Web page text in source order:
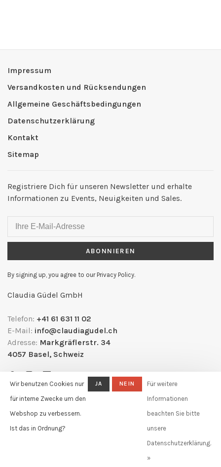
Impressum
Versandkosten und Rücksendungen
Allgemeine Geschäftsbedingungen
Datenschutzerklärung
Kontakt
Sitemap
Registriere Dich für unseren Newsletter und erhalte
Informationen zu Events, Neuigkeiten und Sales.
ABONNIEREN
By signing up, you agree to our Privacy Policy.
Claudia Güdel GmbH
Telefon: +41 61 631 11 02
E-Mail: info@claudiagudel.ch
Adresse: Markgräflerstr. 34
4057 Basel, Schweiz
Wir benutzen Cookies nur
für interne Zwecke um den
Webshop zu verbessern.
Ist das in Ordnung?
JA NEIN
Für weitere
Informationen
beachten Sie bitte
unsere
Datenschutzerklärung.
»